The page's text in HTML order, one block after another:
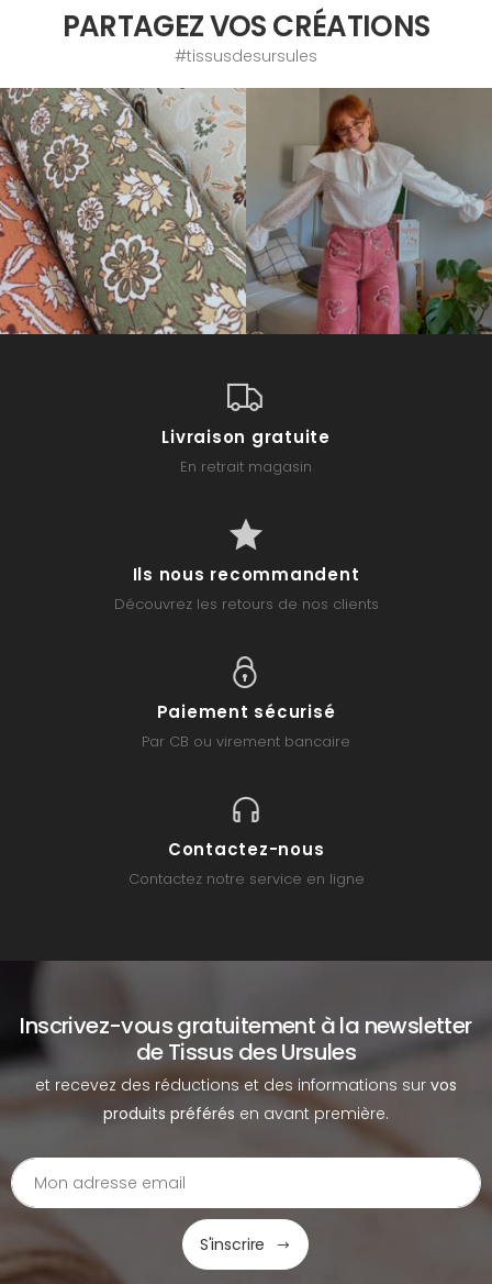
PARTAGEZ VOS CRÉATIONS
#tissusdesursules
Livraison gratuite
En retrait magasin
Ils nous recommandent
Découvrez les retours de nos clients
Paiement sécurisé
Par CB ou virement bancaire
Contactez-nous
Contactez notre service en ligne
Inscrivez-vous gratuitement à la newsletter
de Tissus des Ursules
et recevez des réductions et des informations sur vos
produits préférés en avant première.
S'inscrire